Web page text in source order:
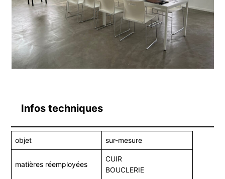
Infos techniques
objet sur-mesure
matières réemployées
CUIR
BOUCLERIE